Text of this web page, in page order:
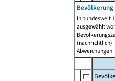
In bundesweit
ausgewählt
Abweichungen